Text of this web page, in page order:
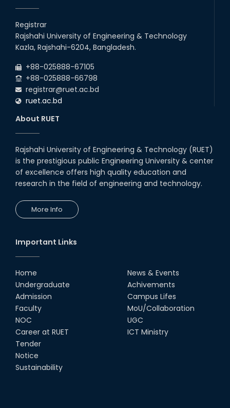
17th Dec, 25
Career Development Session
with Japanese Industry Leader
Engages Final-Year Students
16th Oct, 25
Seminar on " Milimeter Wave
System and Circuit Design for
Highly Integrated RADAR
Transceivers"
Platoon’ for Achieving Success
on the World Stage
22nd Sep, 25
MTE Career Club Execuitve
Committee 2024-2025
14th Sep, 25
Registrar
Rajshahi University of Engineering & Technology
Kazla, Rajshahi-6204, Bangladesh.
+88-025888-67105
+88-025888-66798
registrar@ruet.ac.bd
ruet.ac.bd
About RUET
Rajshahi University of Engineering & Technology (RUET)
is the prestigious public Engineering University & center
of excellence offers high quality education and
research in the field of engineering and technology.
More Info
Important Links
Home
Undergraduate
Admission
Faculty
NOC
Career at RUET
Tender
Notice
Sustainability
News & Events
Achivements
Campus Lifes
MoU/Collaboration
UGC
ICT Ministry